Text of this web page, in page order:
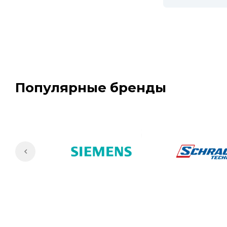
Популярные бренды